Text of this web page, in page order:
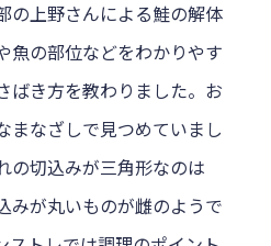
の上野さんによる鮭の解体
魚の部位などをわかりやす
ばき方を教わりました。お
まなざしで見つめていまし
の切込みが三角形なのは
みが丸いものが雌のようで